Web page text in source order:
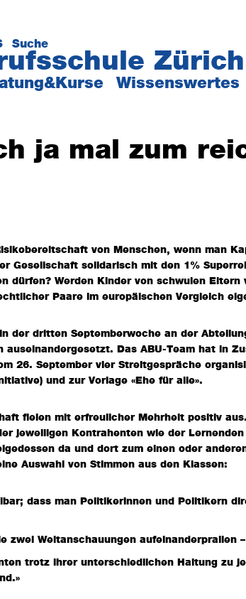
Suche
Zürich
Wissenswertes
ja mal zum
von Menschen, wenn man
Gesellschaft solidarisch mit den 1%
dürfen? Werden Kinder von schwulen Eltern
Paare im europäischen Vergleich
der dritten Septemberwoche an der
Das ABU-Team hat in
26. September vier Streitgespräche
und zur Vorlage «Ehe für alle».
fielen mit erfreulicher Mehrheit positiv
jeweiligen Kontrahenten wie der
da und dort zum einen oder
Auswahl von Stimmen aus den Klassen:
dass man Politikerinnen und Politikern
zwei Weltanschauungen aufeinanderprallen
trotz ihrer unterschiedlichen Haltung zu